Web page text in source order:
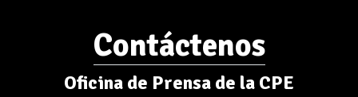
Contáctenos
Oficina de Prensa de la CPE